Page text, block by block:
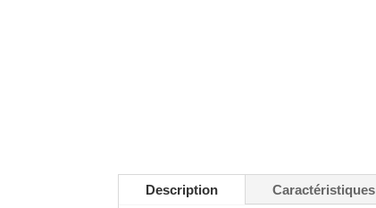
Description Caractéristiques